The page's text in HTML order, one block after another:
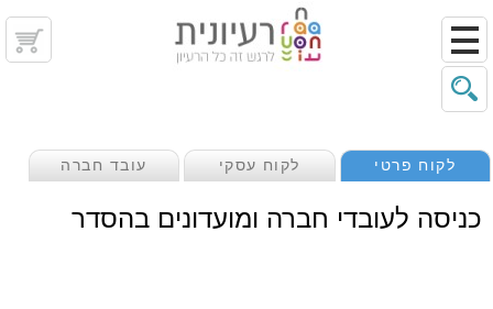
לקוח פרטי לקוח עסקי עובד חברה
כניסה לעובדי חברה ומועדונים בהסדר